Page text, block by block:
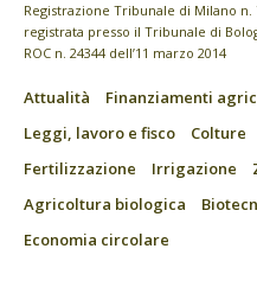
Registrazione Tribunale di Milano
registrata presso il Tribunale di
ROC n. 24344 dell’11 marzo 2014
Attualità Finanziamenti
Leggi, lavoro e fisco
Colture
Fertilizzazione
Irrigazione
Agricoltura biologica
Economia circolare